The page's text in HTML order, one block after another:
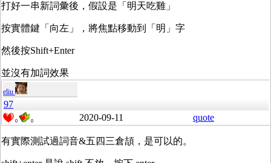
打好一串新詞彙後，假設是「明天吃雞」
按實體鍵「向左」，將焦點移動到「明」字
然後按Shift+Enter
並沒有加詞效果
eliu
97
0 0 2020-09-11 quote
有實際測試過詞音&五四三倉頡，是可以的。